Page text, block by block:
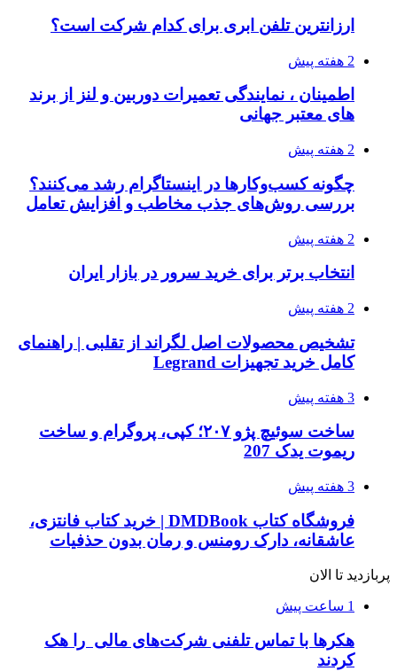
ارزانترین تلفن ابری برای کدام شرکت است؟
2 هفته پیش
اطمینان ، نمایندگی تعمیرات دوربین و لنز از برند
های معتبر جهانی
2 هفته پیش
چگونه کسب‌وکارها در اینستاگرام رشد می‌کنند؟
بررسی روش‌های جذب مخاطب و افزایش تعامل
2 هفته پیش
انتخاب برتر برای خرید سرور در بازار ایران
2 هفته پیش
تشخیص محصولات اصل لگراند از تقلبی | راهنمای
کامل خرید تجهیزات Legrand
3 هفته پیش
ساخت سوئیچ پژو ۲۰۷؛ کپی، پروگرام و ساخت
ریموت یدک 207
3 هفته پیش
فروشگاه کتاب DMDBook | خرید کتاب فانتزی،
عاشقانه، دارک رومنس و رمان بدون حذفیات
پربازدید تا الان
1 ساعت پیش
هکرها با تماس تلفنی شرکت‌های مالی را هک
کردند